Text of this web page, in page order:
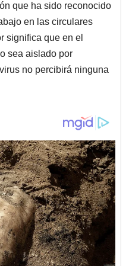
que ha sido reconocido
en las circulares
significa que en el
sea aislado por
no percibirá ninguna